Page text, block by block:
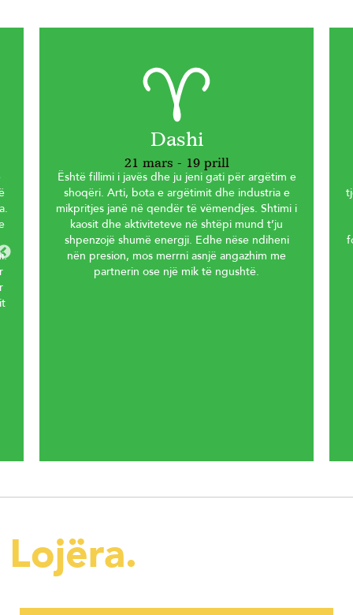
Dashi
21 mars - 19 prill
Është fillimi i javës dhe ju jeni gati për argëtim e
shoqëri. Arti, bota e argëtimit dhe industria e
mikpritjes janë në qendër të vëmendjes. Shtimi i
kaosit dhe aktiviteteve në shtëpi mund t’ju
shpenzojë shumë energji. Edhe nëse ndiheni
nën presion, mos merrni asnjë angazhim me
partnerin ose një mik të ngushtë.
Lojëra.